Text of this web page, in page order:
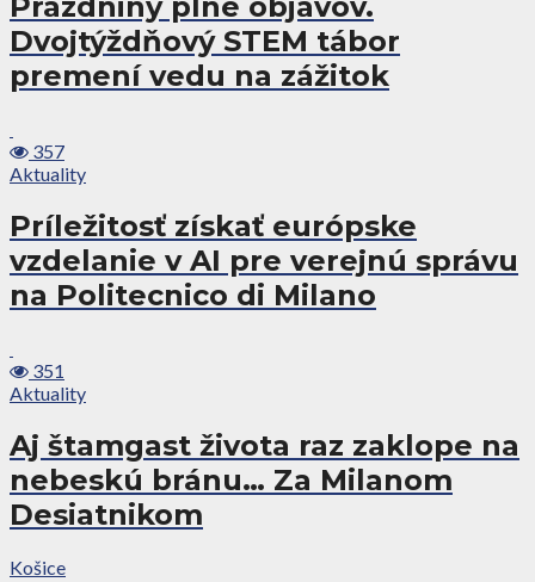
Prázdniny plné objavov.
Dvojtýždňový STEM tábor
premení vedu na zážitok
357
Aktuality
Príležitosť získať európske
vzdelanie v AI pre verejnú správu
na Politecnico di Milano
351
Aktuality
Aj štamgast života raz zaklope na
nebeskú bránu… Za Milanom
Desiatnikom
Košice